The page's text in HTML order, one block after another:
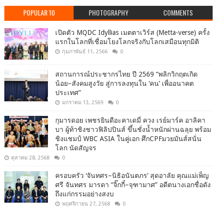
POPULAR 10 PHOTOGRAPHY COMMENTS
เปิดตัว MQDC Idyllias เมตตาเวิร์ส (Metta-verse) ครั้ง
แรกในโลกที่เชื่อมโยงโลกจริงกับโลกเสมือนทุกมิติ
กุมภาพันธ์ 11, 2566 0
สถานการณ์ประชากรไทย ปี 2569 “พลิกวิกฤตเกิด
น้อย–สังคมสูงวัย สู่การลงทุนใน ‘คน’ เพื่ออนาคต
ประเทศ”
มกราคม 13, 2569 0
กุมารดอย เพชรยินดีอะคาเดมี่ ควง เรย์มาร์ค อาลิคา
บา ผู้ท้าชิงชาวฟิลิปปินส์ ขึ้นชั่งน้ำหนักผ่านฉลุย พร้อม
ชิงแชมป์ WBC ASIA ในคู่เอก ศึกCPFมวยมันส์สนั่น
โลก นัดสัญจร
ตุลาคม 28, 2568 0
ครอบครัว ‘จันทศร–นิธิอนันตภร’ สุดอาลัย คุณแม่เพ็ญ
ศรี จันทศร มารดา “จิ๊กกี๋–จุฑามาศ” อดีตนางเอกชื่อดัง
ถึงแก่กรรมอย่างสงบ
พฤศจิกายน 27, 2568 0